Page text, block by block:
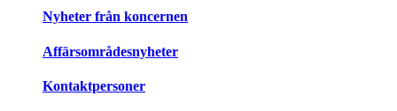
Nyheter från koncernen
Affärsområdesnyheter
Kontaktpersoner